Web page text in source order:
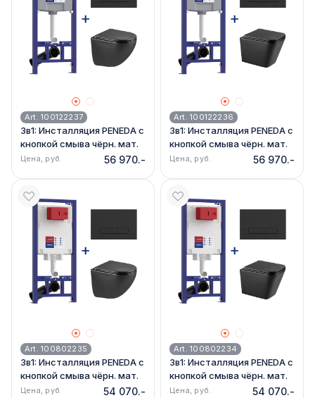
Art. 100122237
3в1: Инсталляция PENEDA с
кнопкой смыва чёрн. мат.
+ унитаз GLAZER 9612004
Цена, руб. 56 970.-
Art. 100122236
3в1: Инсталляция PENEDA с
кнопкой смыва чёрн. мат.
+ унитаз FLOREX 9612002
Цена, руб. 56 970.-
Art. 100802235
3в1: Инсталляция PENEDA с
кнопкой смыва чёрн. мат.
+ унитаз GLAZER 9612004
Цена, руб. 54 070.-
Art. 100802234
3в1: Инсталляция PENEDA с
кнопкой смыва чёрн. мат.
+ унитаз FLOREX 9612002
Цена, руб. 54 070.-